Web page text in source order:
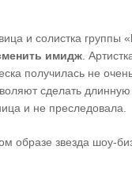
и солистка группы «
имидж .
получилась не
сделать длинную
и не преследовала.
образе звезда шоу-